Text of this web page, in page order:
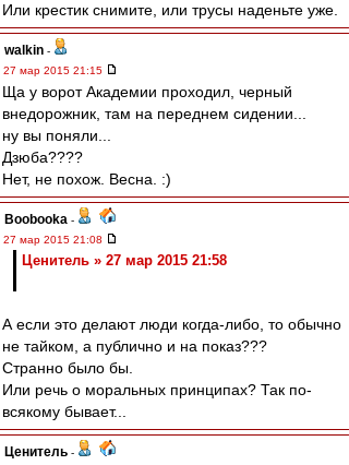
Или крестик снимите, или трусы наденьте уже.
walkin -
27 мар 2015 21:15
Ща у ворот Академии проходил, черный
внедорожник, там на переднем сидении...
ну вы поняли...
Дзюба????
Нет, не похож. Весна. :)
Boobooka -
27 мар 2015 21:08
Ценитель » 27 мар 2015 21:58
А если это делают люди когда-либо, то обычно
не тайком, а публично и на показ???
Странно было бы.
Или речь о моральных принципах? Так по-
всякому бывает...
Ценитель -